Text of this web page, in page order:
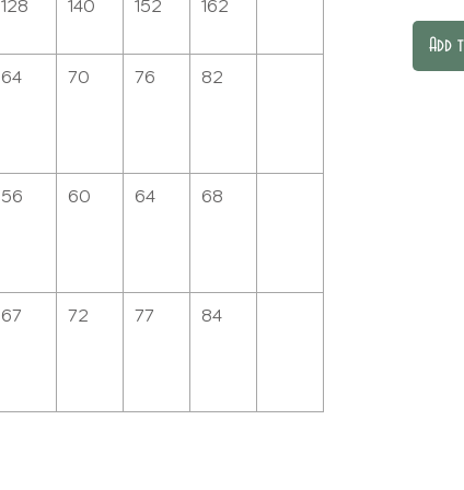
128 140 152 162
64 70 76 82
56 60 64 68
67 72 77 84
Add